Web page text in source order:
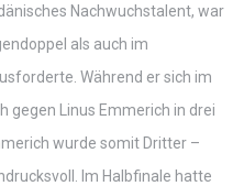
Nachwuchstalent, war
als auch im
Während er sich im
gegen Linus Emmerich in drei
wurde somit Dritter –
Im Halbfinale hatte